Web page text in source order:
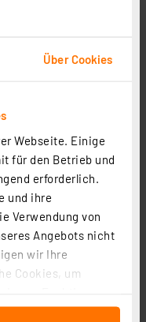
Über Cookies
Webseite. Einige
für den Betrieb und
erforderlich.
und ihre
Verwendung von
Angebots nicht
wir Ihre
Cookies, um
und die Zugriffe
Türöffner
99,95 €
zu Versandkosten